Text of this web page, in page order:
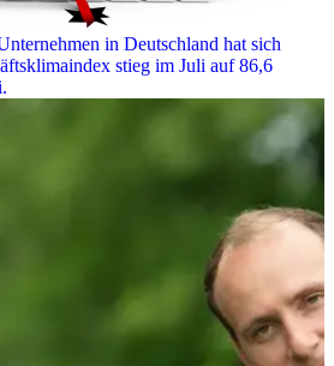
in Deutschland hat sich
stieg im Juli auf 86,6